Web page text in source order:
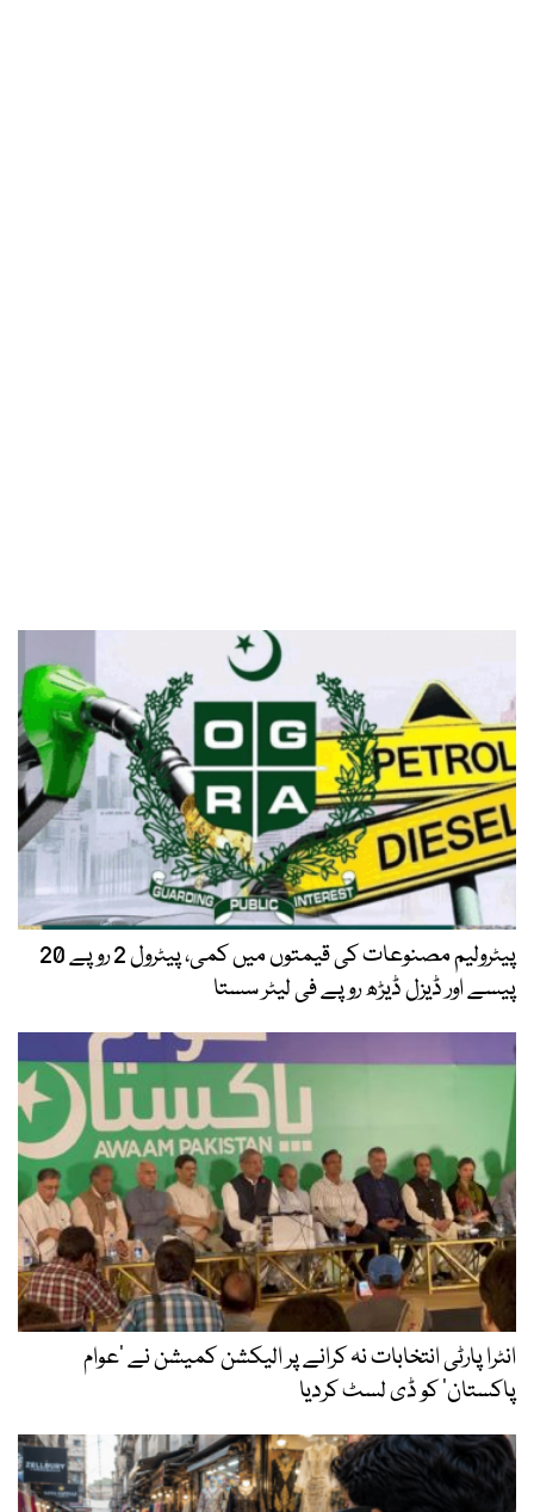
پیٹرولیم مصنوعات کی قیمتوں میں کمی، پیٹرول 2 روپے 20
پیسے اور ڈیزل ڈیڑھ روپے فی لیٹر سستا
انٹرا پارٹی انتخابات نہ کرانے پر الیکشن کمیشن نے ’عوام
پاکستان‘ کو ڈی لسٹ کردیا